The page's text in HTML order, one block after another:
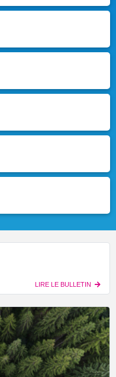
LIRE LE BULLETIN